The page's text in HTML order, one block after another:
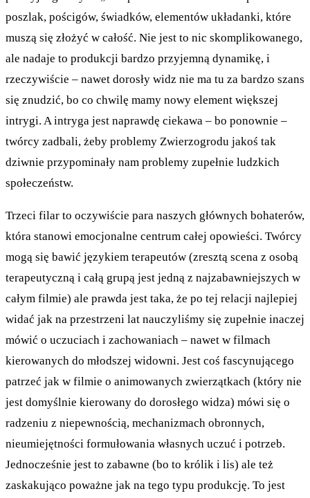
poszlak, pościgów, świadków, elementów układanki, które
muszą się złożyć w całość. Nie jest to nic skomplikowanego,
ale nadaje to produkcji bardzo przyjemną dynamikę, i
rzeczywiście – nawet dorosły widz nie ma tu za bardzo szans
się znudzić, bo co chwilę mamy nowy element większej
intrygi. A intryga jest naprawdę ciekawa – bo ponownie –
twórcy zadbali, żeby problemy Zwierzogrodu jakoś tak
dziwnie przypominały nam problemy zupełnie ludzkich
społeczeństw.
Trzeci filar to oczywiście para naszych głównych bohaterów,
która stanowi emocjonalne centrum całej opowieści. Twórcy
mogą się bawić językiem terapeutów (zresztą scena z osobą
terapeutyczną i całą grupą jest jedną z najzabawniejszych w
całym filmie) ale prawda jest taka, że po tej relacji najlepiej
widać jak na przestrzeni lat nauczyliśmy się zupełnie inaczej
mówić o uczuciach i zachowaniach – nawet w filmach
kierowanych do młodszej widowni. Jest coś fascynującego
patrzeć jak w filmie o animowanych zwierzątkach (który nie
jest domyślnie kierowany do dorosłego widza) mówi się o
radzeniu z niepewnością, mechanizmach obronnych,
nieumiejętności formułowania własnych uczuć i potrzeb.
Jednocześnie jest to zabawne (bo to królik i lis) ale też
zaskakująco poważne jak na tego typu produkcję. To jest